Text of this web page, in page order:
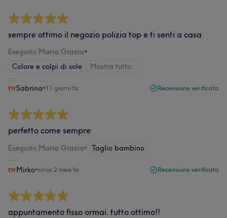
sempre ottimo il negozio polizia top e ti senti a casa
Eseguito Maria Grazia•
Colore e colpi di sole
Mostra tutto…
Sabrina•11 giorni fa Recensione verificata
perfetto come sempre
Eseguito Maria Grazia• Taglio bambino
Mirko•circa 2 mesi fa Recensione verificata
appuntamento fisso ormai. tutto ottimo!!